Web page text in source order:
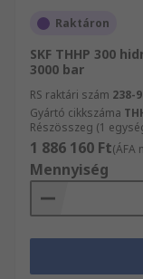
Raktáron
SKF THHP 300
3000 bar
RS raktári szám 238-
Gyártó cikkszáma
Részösszeg (1
1 886 160 Ft(ÁFA
Mennyiség